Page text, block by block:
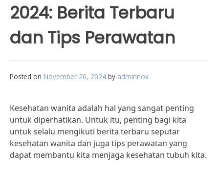
2024: Berita Terbaru
dan Tips Perawatan
Posted on November 26, 2024 by adminnov
Kesehatan wanita adalah hal yang sangat penting
untuk diperhatikan. Untuk itu, penting bagi kita
untuk selalu mengikuti berita terbaru seputar
kesehatan wanita dan juga tips perawatan yang
dapat membantu kita menjaga kesehatan tubuh kita.